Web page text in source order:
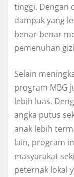
tinggi. Dengan
dampak yang
benar-benar
pemenuhan
Selain
program MBG
lebih luas.
angka putus
anak lebih
lain, program
masyarakat
peternak lokal